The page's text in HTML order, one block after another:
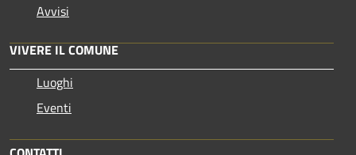
Avvisi
VIVERE IL COMUNE
Luoghi
Eventi